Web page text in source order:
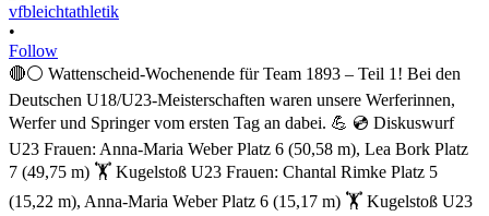
vfbleichtathletik
•
Follow
🔴⚪ Wattenscheid-Wochenende für Team 1893 – Teil 1! Bei den
Deutschen U18/U23-Meisterschaften waren unsere Werferinnen,
Werfer und Springer vom ersten Tag an dabei. 💪 💿 Diskuswurf
U23 Frauen: Anna-Maria Weber Platz 6 (50,58 m), Lea Bork Platz
7 (49,75 m) 🏋️ Kugelstoß U23 Frauen: Chantal Rimke Platz 5
(15,22 m), Anna-Maria Weber Platz 6 (15,17 m) 🏋️ Kugelstoß U23